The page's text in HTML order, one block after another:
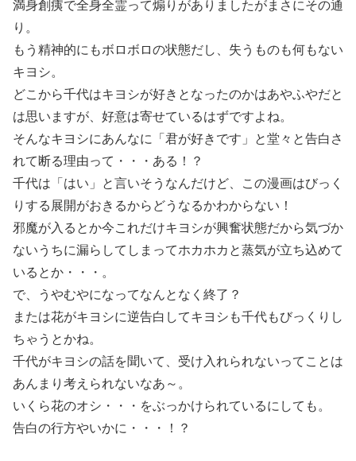
満身創痍で全身全霊って煽りがありましたがまさにその通
り。
もう精神的にもボロボロの状態だし、失うものも何もない
キヨシ。
どこから千代はキヨシが好きとなったのかはあやふやだと
は思いますが、好意は寄せているはずですよね。
そんなキヨシにあんなに「君が好きです」と堂々と告白さ
れて断る理由って・・・ある！？
千代は「はい」と言いそうなんだけど、この漫画はびっく
りする展開がおきるからどうなるかわからない！
邪魔が入るとか今これだけキヨシが興奮状態だから気づか
ないうちに漏らしてしまってホカホカと蒸気が立ち込めて
いるとか・・・。
で、うやむやになってなんとなく終了？
または花がキヨシに逆告白してキヨシも千代もびっくりし
ちゃうとかね。
千代がキヨシの話を聞いて、受け入れられないってことは
あんまり考えられないなあ～。
いくら花のオシ・・・をぶっかけられているにしても。
告白の行方やいかに・・・！？